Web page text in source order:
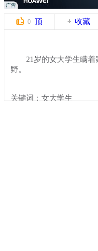
0 顶 收藏
21岁的女大学生瞒着
野。
关键词：女大学生